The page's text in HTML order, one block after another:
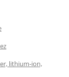
lithium-ion,